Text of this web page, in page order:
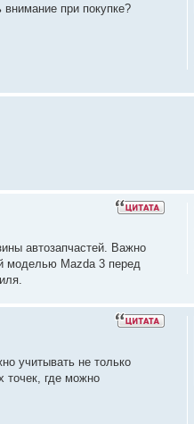
при покупке?
автозапчастей. Важно
моделью Mazda 3 перед
учитывать не только
точек, где можно